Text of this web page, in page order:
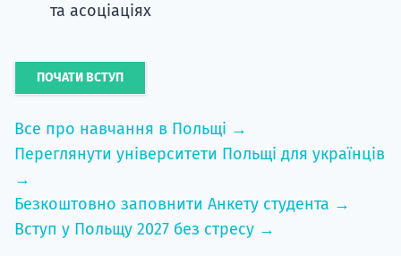
та асоціаціях
ПОЧАТИ ВСТУП
Все про навчання в Польщі →
Переглянути університети Польщі для українців
→
Безкоштовно заповнити Анкету студента →
Вступ у Польщу 2027 без стресу →